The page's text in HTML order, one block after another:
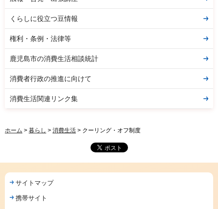
くらしに役立つ豆情報
権利・条例・法律等
鹿児島市の消費生活相談統計
消費者行政の推進に向けて
消費生活関連リンク集
ホーム > 暮らし > 消費生活 > クーリング・オフ制度
サイトマップ
携帯サイト